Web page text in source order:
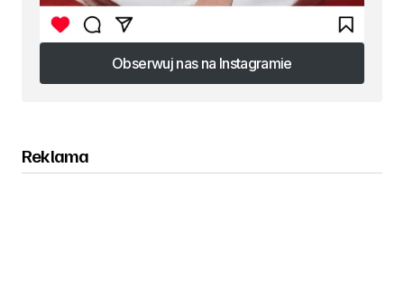
Obserwuj nas na Instagramie
Obserwuj nas na Instagramie
Reklama